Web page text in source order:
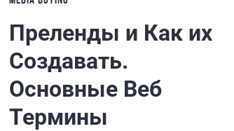
Преленды и Как их
Создавать.
Основные Веб
Термины